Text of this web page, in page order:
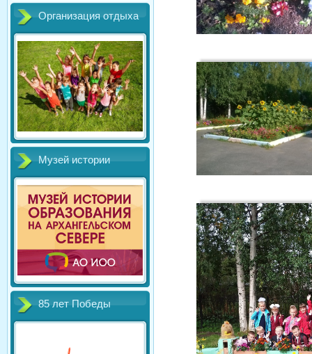
Организация отдыха
Музей истории
85 лет Победы